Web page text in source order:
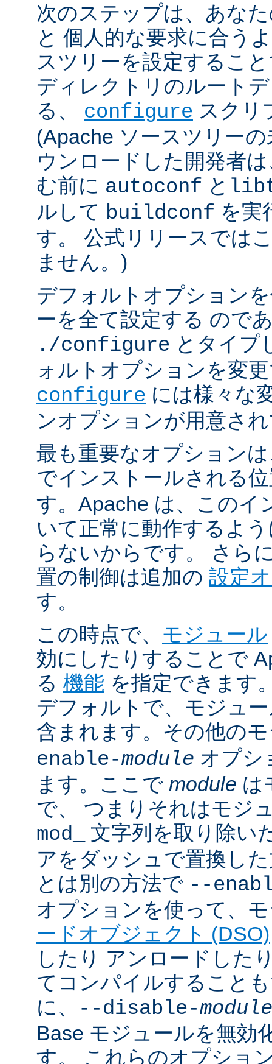
次のステップは、あな
と 個人的な要求に合う
スツリーを設定するこ
ディレクトリのルート
る、 configure スクリ
(Apache ソースツリー
ウンロードした開発者
む前に autoconf と
ルして buildconf を実
す。 公式リリースでは
ません。)
デフォルトオプション
ーを全て設定する ので
./configure とタイプ
ォルトオプションを変
configure には様々な
ンオプションが用意さ
最も重要なオプション
でインストールされる
す。Apache は、このイ
いて正常に動作するよ
らないからです。 さら
置の制御は追加の 設定
す。
この時点で、 モジュール
効にしたりすることで
る 機能 を指定できます
デフォルトで、モジュ
含まれます。その他の
enable-module オプシ
ます。ここで module は
で、 つまりそれはモジ
mod_
文字列を取り除い
アをダッシュで置換し
とは別の方法で --
オプションを使って、
ードオブジェクト (DSO)
したり アンロードした
てコンパイルすること
に、
--disable-module
Base モジュールを無効
す。 これらのオプショ